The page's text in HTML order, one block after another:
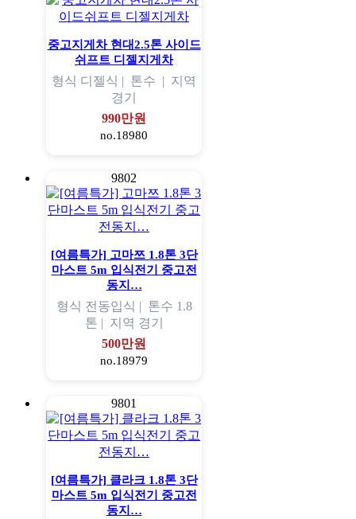
중고지게차 현대2.5톤 사이드
쉬프트 디젤지게차
형식 디젤식 | 톤수 | 지역
경기
990만원
no.18980
9802
[여름특가] 고마쯔 1.8톤 3단
마스트 5m 입식전기 중고전
동지…
형식 전동입식 | 톤수 1.8
톤 | 지역 경기
500만원
no.18979
9801
[여름특가] 클라크 1.8톤 3단
마스트 5m 입식전기 중고전
동지…